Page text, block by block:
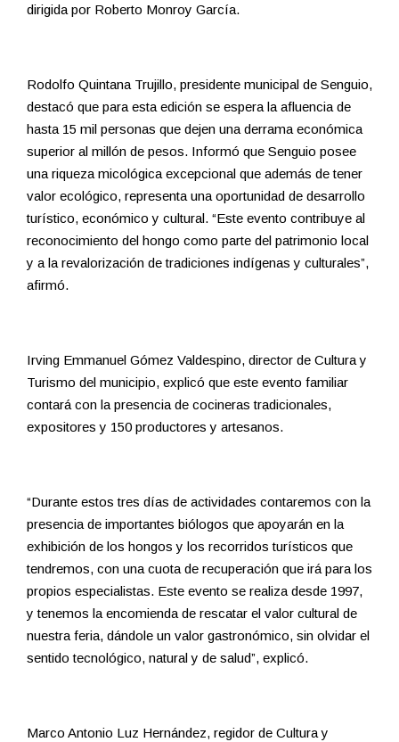
dirigida por Roberto Monroy García.
Rodolfo Quintana Trujillo, presidente municipal de Senguio,
destacó que para esta edición se espera la afluencia de
hasta 15 mil personas que dejen una derrama económica
superior al millón de pesos. Informó que Senguio posee
una riqueza micológica excepcional que además de tener
valor ecológico, representa una oportunidad de desarrollo
turístico, económico y cultural. “Este evento contribuye al
reconocimiento del hongo como parte del patrimonio local
y a la revalorización de tradiciones indígenas y culturales”,
afirmó.
Irving Emmanuel Gómez Valdespino, director de Cultura y
Turismo del municipio, explicó que este evento familiar
contará con la presencia de cocineras tradicionales,
expositores y 150 productores y artesanos.
“Durante estos tres días de actividades contaremos con la
presencia de importantes biólogos que apoyarán en la
exhibición de los hongos y los recorridos turísticos que
tendremos, con una cuota de recuperación que irá para los
propios especialistas. Este evento se realiza desde 1997,
y tenemos la encomienda de rescatar el valor cultural de
nuestra feria, dándole un valor gastronómico, sin olvidar el
sentido tecnológico, natural y de salud”, explicó.
Marco Antonio Luz Hernández, regidor de Cultura y